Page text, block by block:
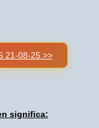
21-08-25 >>
significa: